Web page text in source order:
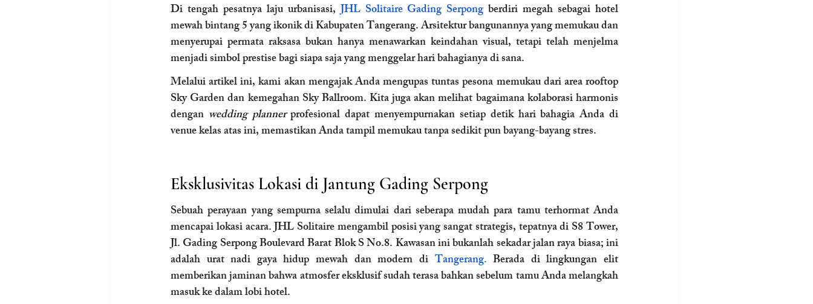
Di tengah pesatnya laju urbanisasi, JHL Solitaire Gading Serpong berdiri megah sebagai hotel
mewah bintang 5 yang ikonik di Kabupaten Tangerang. Arsitektur bangunannya yang memukau dan
menyerupai permata raksasa bukan hanya menawarkan keindahan visual, tetapi telah menjelma
menjadi simbol prestise bagi siapa saja yang menggelar hari bahagianya di sana.
Melalui artikel ini, kami akan mengajak Anda mengupas tuntas pesona memukau dari area rooftop
Sky Garden dan kemegahan Sky Ballroom. Kita juga akan melihat bagaimana kolaborasi harmonis
dengan wedding planner profesional dapat menyempurnakan setiap detik hari bahagia Anda di
venue kelas atas ini, memastikan Anda tampil memukau tanpa sedikit pun bayang-bayang stres.
Eksklusivitas Lokasi di Jantung Gading Serpong
Sebuah perayaan yang sempurna selalu dimulai dari seberapa mudah para tamu terhormat Anda
mencapai lokasi acara. JHL Solitaire mengambil posisi yang sangat strategis, tepatnya di S8 Tower,
Jl. Gading Serpong Boulevard Barat Blok S No.8. Kawasan ini bukanlah sekadar jalan raya biasa; ini
adalah urat nadi gaya hidup mewah dan modern di Tangerang. Berada di lingkungan elit
memberikan jaminan bahwa atmosfer eksklusif sudah terasa bahkan sebelum tamu Anda melangkah
masuk ke dalam lobi hotel.